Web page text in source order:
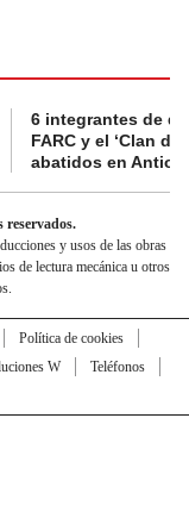
6 integrantes de
FARC y el ‘Clan
abatidos en
reservados.
y usos de las obras
de lectura mecánica u otros
Política de cookies
W
Teléfonos